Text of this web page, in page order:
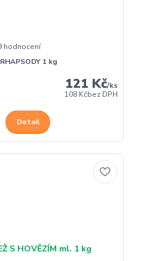
hodnocení
1 kg
121 Kč/ks
108 Kčbez DPH
Detail